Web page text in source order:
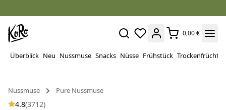
0,00 €
Überblick Neu Nussmuse Snacks Nüsse Frühstück Trockenfrüchte
Nussmuse
Pure Nussmuse
4.8(3712)